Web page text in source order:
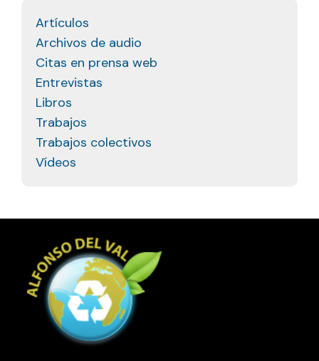
Artículos
Archivos de audio
Citas en prensa web
Entrevistas
Libros
Trabajos
Trabajos colectivos
Vídeos